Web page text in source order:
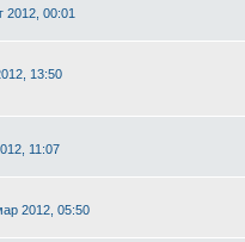
2012, 00:01
13:50
11:07
2012, 05:50